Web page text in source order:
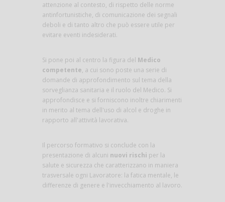
attenzione al contesto, di rispetto delle norme
antinfortunistiche, di comunicazione dei segnali
deboli e di tanto altro che può essere utile per
evitare eventi indesiderati.
Si pone poi al centro la figura del Medico
competente, a cui sono poste una serie di
domande di approfondimento sul tema della
sorveglianza sanitaria e il ruolo del Medico. Si
approfondisce e si forniscono inoltre chiarimenti
in merito al tema dell'uso di alcol e droghe in
rapporto all'attività lavorativa.
Il percorso formativo si conclude con la
presentazione di alcuni nuovi rischi per la
salute e sicurezza che caratterizzano in maniera
trasversale ogni Lavoratore: la fatica mentale, le
differenze di genere e l'invecchiamento al lavoro.